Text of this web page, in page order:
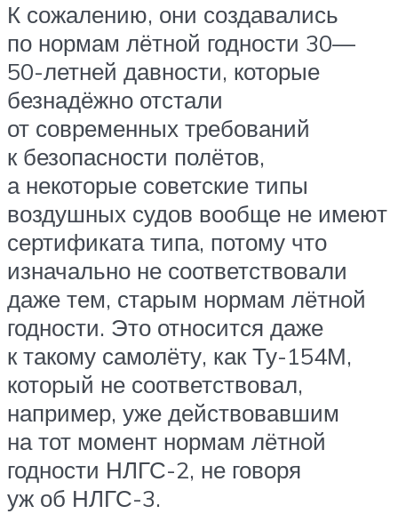
К сожалению, они создавались
по нормам лётной годности 30—
50-летней давности, которые
безнадёжно отстали
от современных требований
к безопасности полётов,
а некоторые советские типы
воздушных судов вообще не имеют
сертификата типа, потому что
изначально не соответствовали
даже тем, старым нормам лётной
годности. Это относится даже
к такому самолёту, как Ту-154М,
который не соответствовал,
например, уже действовавшим
на тот момент нормам лётной
годности НЛГС-2, не говоря
уж об НЛГС-3.